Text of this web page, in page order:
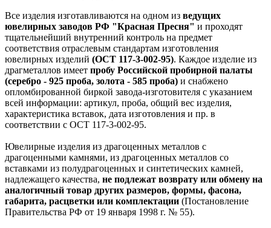
Все изделия изготавливаются на одном из ведущих
ювелирных заводов РФ "Красная Пресня" и проходят
тщательнейший внутренний контроль на предмет
соответствия отраслевым стандартам изготовления
ювелирных изделий (ОСТ 117-3-002-95). Каждое изделие из
драгметаллов имеет пробу Российской пробирной палаты
(серебро - 925 проба, золота - 585 проба) и снабжено
опломбированной биркой завода-изготовителя с указанием
всей информации: артикул, проба, общий вес изделия,
характеристика вставок, дата изготовления и пр. в
соответствии с ОСТ 117-3-002-95.
Ювелирные изделия из драгоценных металлов с
драгоценными камнями, из драгоценных металлов со
вставками из полудрагоценных и синтетических камней,
надлежащего качества, не подлежат возврату или обмену на
аналогичный товар других размеров, формы, фасона,
габарита, расцветки или комплектации (Постановление
Правительства РФ от 19 января 1998 г. № 55).